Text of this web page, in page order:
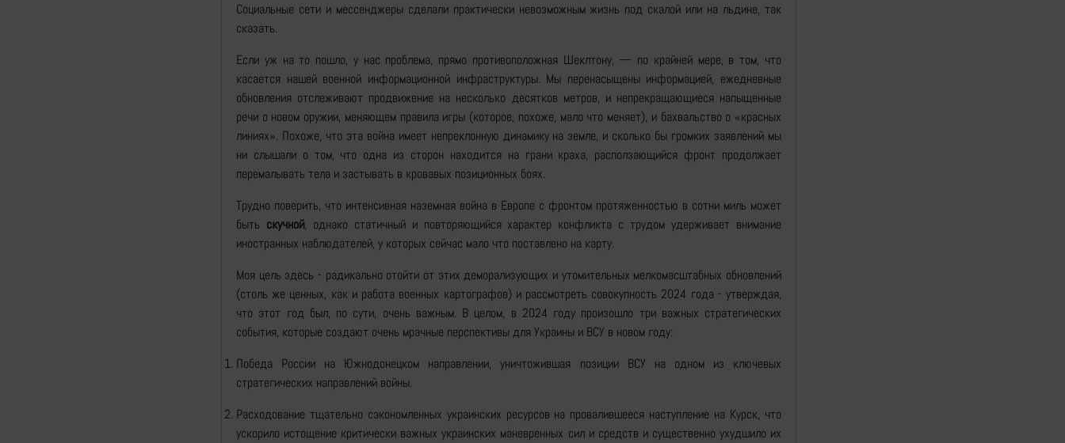
Социальные сети и мессенджеры сделали практически невозможным жизнь под скалой или на льдине, так
сказать.
Если уж на то пошло, у нас проблема, прямо противоположная Шеклтону, — по крайней мере, в том, что
касается нашей военной информационной инфраструктуры. Мы перенасыщены информацией, ежедневные
обновления отслеживают продвижение на несколько десятков метров, и непрекращающиеся напыщенные
речи о новом оружии, меняющем правила игры (которое, похоже, мало что меняет), и бахвальство о «красных
линиях». Похоже, что эта война имеет непреклонную динамику на земле, и сколько бы громких заявлений мы
ни слышали о том, что одна из сторон находится на грани краха, расползающийся фронт продолжает
перемалывать тела и застывать в кровавых позиционных боях.
Трудно поверить, что интенсивная наземная война в Европе с фронтом протяженностью в сотни миль может
быть скучной, однако статичный и повторяющийся характер конфликта с трудом удерживает внимание
иностранных наблюдателей, у которых сейчас мало что поставлено на карту.
Моя цель здесь - радикально отойти от этих деморализующих и утомительных мелкомасштабных обновлений
(столь же ценных, как и работа военных картографов) и рассмотреть совокупность 2024 года - утверждая,
что этот год был, по сути, очень важным. В целом, в 2024 году произошло три важных стратегических
события, которые создают очень мрачные перспективы для Украины и ВСУ в новом году:
Победа России на Южнодонецком направлении, уничтожившая позиции ВСУ на одном из ключевых
стратегических направлений войны.
Расходование тщательно сэкономленных украинских ресурсов на провалившееся наступление на Курск, что
ускорило истощение критически важных украинских маневренных сил и средств и существенно ухудшило их